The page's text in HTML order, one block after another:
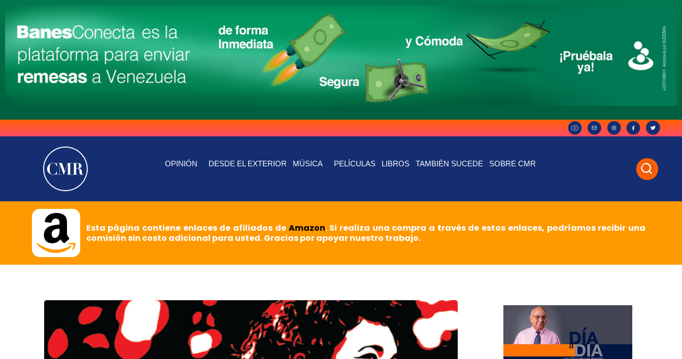
OPINIÓN DESDE EL EXTERIOR MÚSICA PELÍCULAS LIBROS TAMBIÉN SUCEDE SOBRE CMR
Esta página contiene enlaces de afiliados de Amazon. Si realiza una compra a través de estos enlaces, podríamos recibir una
comisión sin costo adicional para usted. Gracias por apoyar nuestro trabajo.